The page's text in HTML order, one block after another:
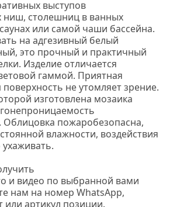
выступов
ниш, столешниц в ванных
или самой чаши бассейна.
на адгезивный белый
это прочный и практичный
Изделие отличается
гаммой. Приятная
не утомляет зрение.
изготовлена мозаика
Облицовка пожаробезопасна,
влажности, воздействия
ухаживать.
и видео по выбранной вами
нам на номер WhatsApp,
или артикул позиции.